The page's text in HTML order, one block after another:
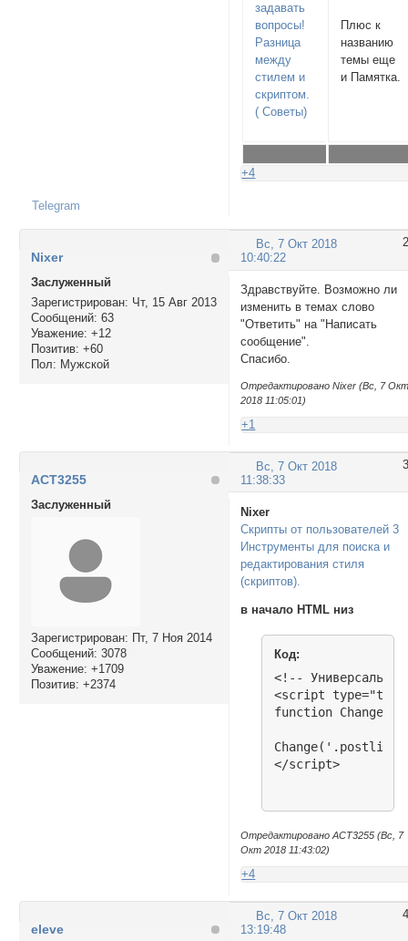
задавать
вопросы!
Разница
между
стилем и
скриптом.
( Советы)
Плюс к
названию
темы еще
и Памятка.
+4
Telegram
2
Вс, 7 Окт 2018
10:40:22
Nixer
Заслуженный
Зарегистрирован: Чт, 15 Авг 2013
Сообщений: 63
Уважение: +12
Позитив: +60
Пол: Мужской
Здравствуйте. Возможно ли
изменить в темах слово
"Ответить" на "Написать
сообщение".
Спасибо.
Отредактировано Nixer (Вс, 7
2018 11:05:01)
+1
3
Вс, 7 Окт 2018
11:38:33
ACT3255
Заслуженный
Зарегистрирован: Пт, 7 Ноя 2014
Сообщений: 3078
Уважение: +1709
Позитив: +2374
Nixer
Скрипты от пользователей 3
Инструменты для поиска и
редактирования стиля
(скриптов).
в начало HTML низ
Код:
<!--
<script
function
Change('.postlink
</script>
Отредактировано ACT3255 (Вс, 7
Окт 2018 11:43:02)
+4
4
Вс, 7 Окт 2018
13:19:48
eleve